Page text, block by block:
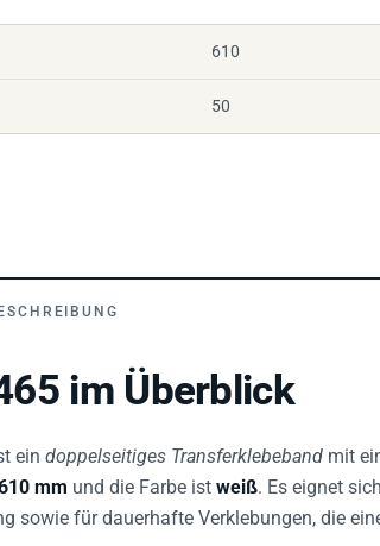
610
50
im Überblick
ein doppelseitiges Transferklebeband mit
mm und die Farbe ist weiß . Es eignet
sowie für dauerhafte Verklebungen, die